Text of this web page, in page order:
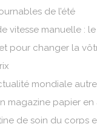
de l’été
vitesse manuelle :
pour changer la
mondiale
magazine papier en
de soin du corps